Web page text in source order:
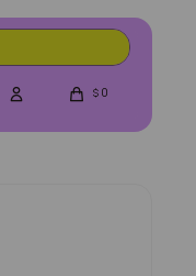
$ 0